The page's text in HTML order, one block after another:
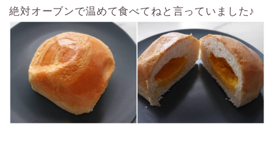
絶対オーブンで温めて食べてねと言っていました♪